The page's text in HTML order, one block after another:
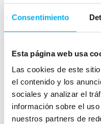
Consentimiento
Esta página web usa
Las cookies de este
el contenido y los
sociales y analizar el
información sobre el
nuestros partners de
Instagram, o a
los ganadores.
El smart EQ
propulsión
con un motor de
de par, alimentado
litio de 17,6 kW/h